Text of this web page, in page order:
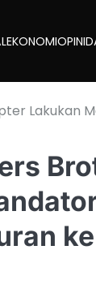
EKONOMIOPINI
Lakukan